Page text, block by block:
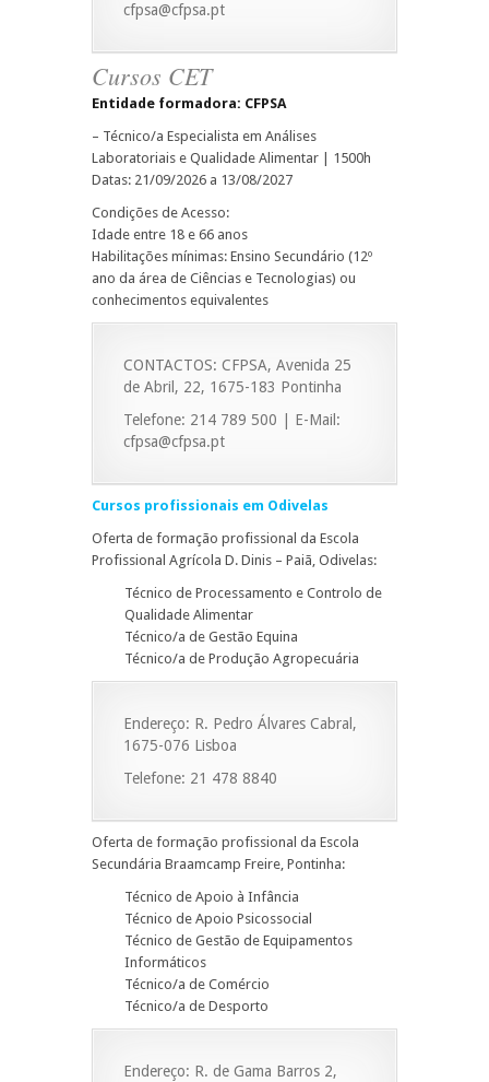
cfpsa@cfpsa.pt
Cursos CET
Entidade formadora: CFPSA
– Técnico/a Especialista em Análises
Laboratoriais e Qualidade Alimentar | 1500h
Datas: 21/09/2026 a 13/08/2027
Condições de Acesso:
Idade entre 18 e 66 anos
Habilitações mínimas: Ensino Secundário (12º
ano da área de Ciências e Tecnologias) ou
conhecimentos equivalentes
CONTACTOS: CFPSA, Avenida 25
de Abril, 22, 1675-183 Pontinha
Telefone: 214 789 500 | E-Mail:
cfpsa@cfpsa.pt
Cursos profissionais em Odivelas
Oferta de formação profissional da Escola
Profissional Agrícola D. Dinis – Paiã, Odivelas:
Técnico de Processamento e Controlo de
Qualidade Alimentar
Técnico/a de Gestão Equina
Técnico/a de Produção Agropecuária
Endereço: R. Pedro Álvares Cabral,
1675-076 Lisboa
Telefone: 21 478 8840
Oferta de formação profissional da Escola
Secundária Braamcamp Freire, Pontinha:
Técnico de Apoio à Infância
Técnico de Apoio Psicossocial
Técnico de Gestão de Equipamentos
Informáticos
Técnico/a de Comércio
Técnico/a de Desporto
Endereço: R. de Gama Barros 2,